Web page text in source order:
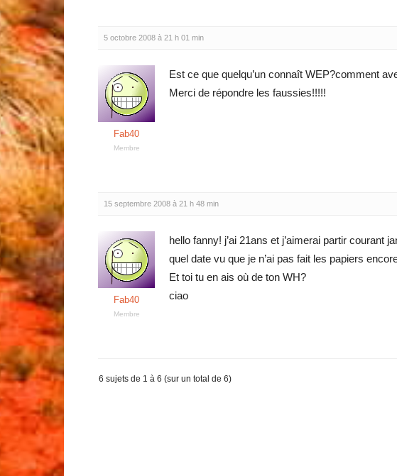
5 octobre 2008 à 21 h 01 min
Fab40
Membre
Est ce que quelqu’un connaît WEP?comment
Merci de répondre les faussies!!!!!
15 septembre 2008 à 21 h 48 min
Fab40
Membre
hello fanny! j’ai 21ans et j’aimerai partir courant
quel date vu que je n’ai pas fait les papiers
Et toi tu en ais où de ton WH?
ciao
6 sujets de 1 à 6 (sur un total de 6)